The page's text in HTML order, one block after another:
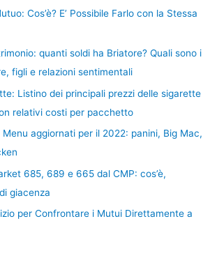
Cos’è? E’ Possibile Farlo con la Stessa
quanti soldi ha Briatore? Quali sono i
figli e relazioni sentimentali
Listino dei principali prezzi delle sigarette
relativi costi per pacchetto
Menu aggiornati per il 2022: panini, Big Mac,
685, 689 e 665 dal CMP: cos’è,
giacenza
per Confrontare i Mutui Direttamente a